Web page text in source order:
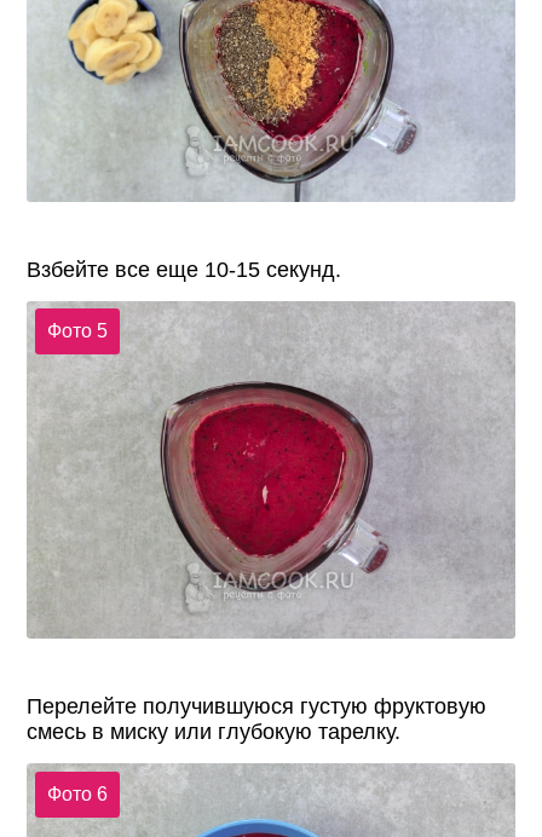
Взбейте все еще 10-15 секунд.
Фото 5
Перелейте получившуюся густую фруктовую
смесь в миску или глубокую тарелку.
Фото 6